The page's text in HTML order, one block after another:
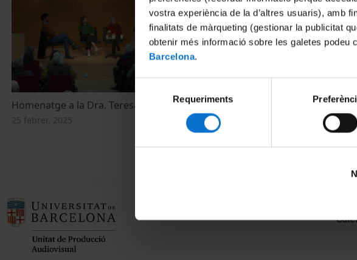
vostra experiència de la d’altres usuaris), amb
finalitats de màrqueting (gestionar la publicitat
obtenir més informació sobre les galetes podeu
Barcelona.
consentiment
Requeriments
Homenatge a la Dra. Teresa Vinyoles
25 febrer, 2025
Mujeres Libres i els inicis de la
les dones
20 febrer, 2020